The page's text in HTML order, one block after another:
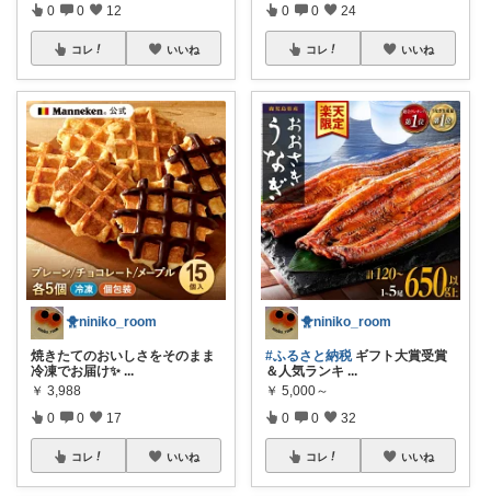
0 0 12
コレ いいね
🐥niniko_room
焼きたてのおいしさをそのまま
冷凍でお届け✨ ...
￥ 3,988
0 0 17
コレ いいね
0 0 24
コレ いいね
🐥niniko_room
#ふるさと納税ギフト大賞受賞
＆人気ランキ ...
￥ 5,000～
0 0 32
コレ いいね